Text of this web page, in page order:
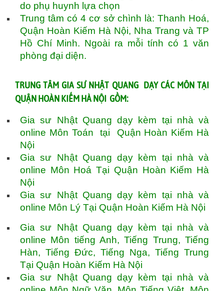
do phụ huynh lựa chọn
Trung tâm có 4 cơ sở chình là: Thanh Hoá,
Quận Hoàn Kiếm Hà Nội, Nha Trang và TP
Hồ Chí Minh. Ngoài ra mỗi tính có 1 văn
phòng đại diện.
TRUNG TÂM GIA SƯ NHẬT QUANG DẠY CÁC MÔN TẠI
QUẬN HOÀN KIẾM HÀ NỘI GỒM:
Gia sư Nhật Quang dạy kèm tại nhà và
online Môn Toán tại Quận Hoàn Kiếm Hà
Nội
Gia sư Nhật Quang dạy kèm tại nhà và
online Môn Hoá Tại Quận Hoàn Kiếm Hà
Nội
Gia sư Nhật Quang dạy kèm tại nhà và
online Môn Lý Tại Quận Hoàn Kiếm Hà Nội
Gia sư Nhật Quang dạy kèm tại nhà và
online Môn tiếng Anh, Tiếng Trung, Tiếng
Hàn, Tiếng Đức, Tiếng Nga, Tiếng Trung
Tại Quận Hoàn Kiếm Hà Nội
Gia sư Nhật Quang dạy kèm tại nhà và